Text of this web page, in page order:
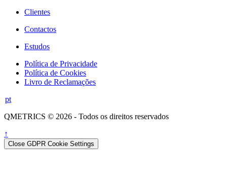
Clientes
Contactos
Estudos
Política de Privacidade
Política de Cookies
Livro de Reclamações
pt
QMETRICS © 2026 - Todos os direitos reservados
↑
Close GDPR Cookie Settings